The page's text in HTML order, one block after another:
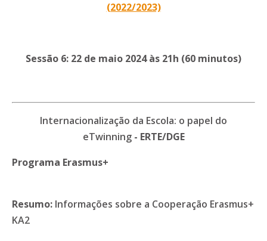
(2022/2023)
Sessão 6: 22 de maio 2024 às 21h (60 minutos)
Internacionalização da Escola: o papel do
eTwinning- ERTE/DGE
Programa Erasmus+
Resumo: Informações sobre a Cooperação Erasmus+
KA2